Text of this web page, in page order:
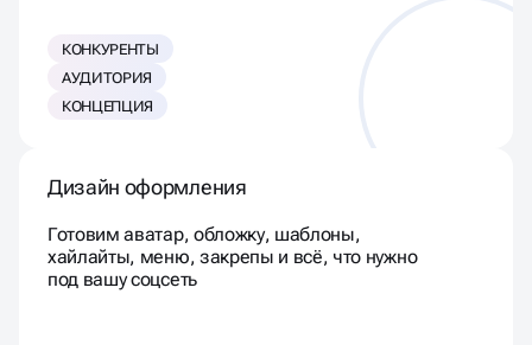
КОНКУРЕНТЫ
АУДИТОРИЯ
КОНЦЕПЦИЯ
Дизайн оформления
Готовим аватар, обложку, шаблоны,
хайлайты, меню, закрепы и всё, что нужно
под вашу соцсеть